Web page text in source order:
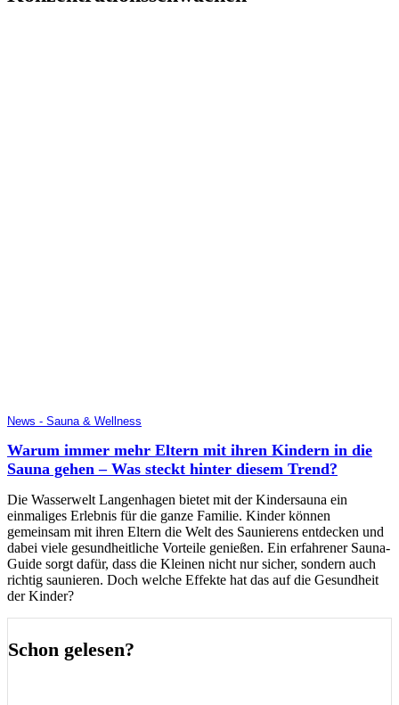
News - Sauna & Wellness
Warum immer mehr Eltern mit ihren Kindern in die
Sauna gehen – Was steckt hinter diesem Trend?
Die Wasserwelt Langenhagen bietet mit der Kindersauna ein
einmaliges Erlebnis für die ganze Familie. Kinder können
gemeinsam mit ihren Eltern die Welt des Saunierens entdecken und
dabei viele gesundheitliche Vorteile genießen. Ein erfahrener Sauna-
Guide sorgt dafür, dass die Kleinen nicht nur sicher, sondern auch
richtig saunieren. Doch welche Effekte hat das auf die Gesundheit
der Kinder?
Schon gelesen?